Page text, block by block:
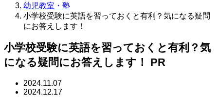
幼児教室・塾
小学校受験に英語を習っておくと有利？気になる疑問
にお答えします！
小学校受験に英語を習っておくと有利？気
になる疑問にお答えします！ PR
2024.11.07
2024.12.17